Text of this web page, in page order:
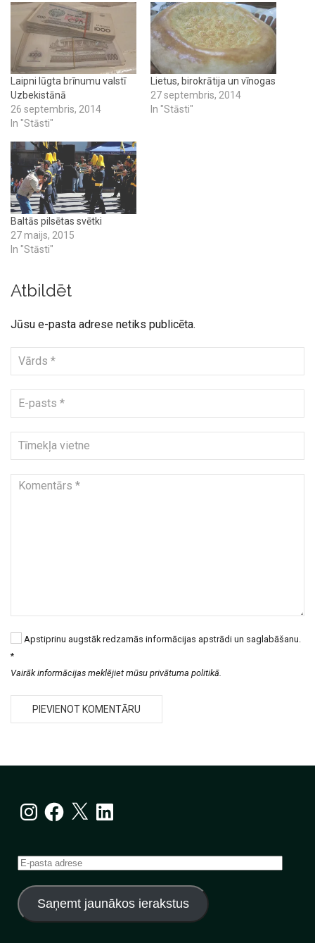
Laipni lūgta brīnumu valstī
Uzbekistānā
26 septembris, 2014
In "Stāsti"
Lietus, birokrātija un vīnogas
27 septembris, 2014
In "Stāsti"
Baltās pilsētas svētki
27 maijs, 2015
In "Stāsti"
Atbildēt
Jūsu e-pasta adrese netiks publicēta.
Apstiprinu augstāk redzamās informācijas apstrādi un saglabāšanu.
*
Vairāk informācijas meklējiet mūsu privātuma politikā.
InstagramFacebook
X LinkedIn
E-
adrese
Saņemt jaunākos ierakstus